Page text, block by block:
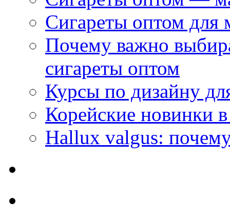
Сигареты оптом для
Почему важно
сигареты оптом
Курсы по дизайну
Корейские новинки
Hallux valgus: почему